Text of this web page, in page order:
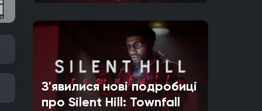
З'явилися нові подробиці
про Silent Hill: Townfall